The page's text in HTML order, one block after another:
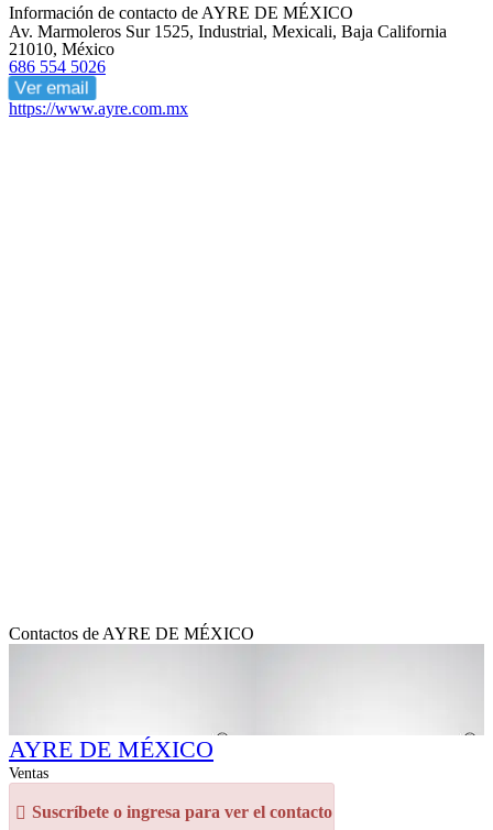
Información de contacto de AYRE DE MÉXICO
Av. Marmoleros Sur 1525, Industrial, Mexicali, Baja California
21010, México
686 554 5026
Ver email
https://www.ayre.com.mx
Contactos de AYRE DE MÉXICO
AYRE DE MÉXICO
Ventas
Suscríbete o ingresa para ver el contacto